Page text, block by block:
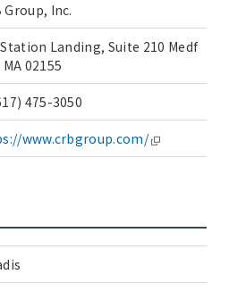
Group, Inc.
Landing, Suite 210 Medf
02155
475-3050
www.crbgroup.com/